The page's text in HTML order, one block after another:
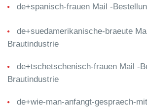
de+spanisch-frauen Mail -
de+suedamerikanische-braeute
Brautindustrie
de+tschetschenisch-frauen Mail -
Brautindustrie
de+wie-man-anfangt-gespraech-